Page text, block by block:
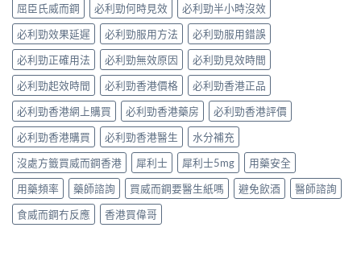
屈臣氏威而鋼
必利勁何時見效
必利勁半小時沒效
必利勁效果延遲
必利勁服用方法
必利勁服用錯誤
必利勁正確用法
必利勁無效原因
必利勁見效時間
必利勁起效時間
必利勁香港價格
必利勁香港正品
必利勁香港網上購買
必利勁香港藥房
必利勁香港評價
必利勁香港購買
必利勁香港醫生
水分補充
沒處方籤買威而鋼香港
犀利士 犀利士5mg
用藥安全
用藥頻率
藥師諮詢 買威而鋼要醫生紙嗎 避免飲酒
醫師諮詢
食威而鋼冇反應
香港買偉哥